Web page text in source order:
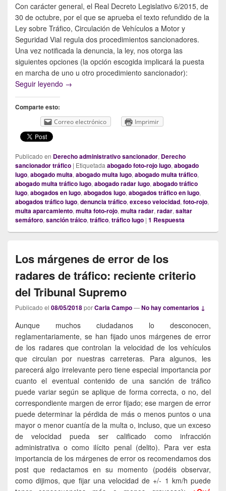
Con carácter general, el Real Decreto Legislativo 6/2015, de
30 de octubre, por el que se aprueba el texto refundido de la
Ley sobre Tráfico, Circulación de Vehículos a Motor y
Seguridad Vial regula dos procedimientos sancionadores.
Una vez notificada la denuncia, la ley, nos otorga las
siguientes opciones (la opción escogida implicará la puesta
en marcha de uno u otro procedimiento sancionador):
Seguir leyendo ¿Qué debo hacer si me han notificado una
→
Comparte esto:
Correo electrónico Imprimir
Publicado en Derecho administrativo sancionador, Derecho
sancionador tráfico | Etiquetada abogado foto-rojo lugo, abogado
lugo, abogado multa, abogado multa lugo, abogado multa tráfico,
abogado multa tráfico lugo, abogado radar lugo, abogado tráfico
lugo, abogados en lugo, abogados lugo, abogados tráfico en lugo,
abogados tráfico lugo, denuncia tráfico, exceso velocidad, foto-rojo,
multa aparcamiento, multa foto-rojo, multa radar, radar, saltar
semáforo, sanción tráico, tráfico, tráfico lugo | 1 Respuesta
Los márgenes de error de los
radares de tráfico: reciente criterio
del Tribunal Supremo
Publicado el 08/05/2018porCarla Campo—No hay comentarios ↓
Aunque muchos ciudadanos lo desconocen,
reglamentariamente, se han fijado unos márgenes de error
de los radares que controlan la velocidad de los vehículos
que circulan por nuestras carreteras. Para algunos, les
parecerá algo irrelevante pero tiene especial importancia por
cuanto el eventual contenido de una sanción de tráfico
puede variar según se aplique de forma correcta, o no, del
correspondiente margen de error fijado; ese margen de error
puede determinar la pérdida de más o menos puntos o una
mayor o menor cuantía de la multa o, incluso, que un exceso
de velocidad pueda ser calificado como infracción
administrativa o como ilícito penal (delito). Para ver esta
importancia de los márgenes de error os recomendamos dos
post que redactamos en su momento (podéis observar,
como dijimos, que fijar una velocidad de +/- 1 km/h puede